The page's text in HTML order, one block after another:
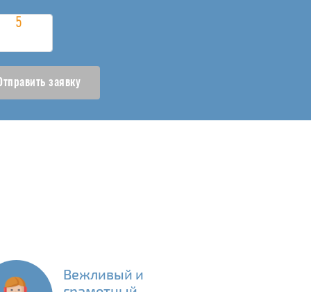
заявку
Вежливый и